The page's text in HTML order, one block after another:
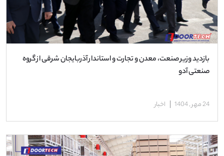
بازدید وزیر صنعت، معدن و تجارت و استاندار آذربایجان شرقی از گروه
صنعتی آدو
24 مهر , 1404 اخبار